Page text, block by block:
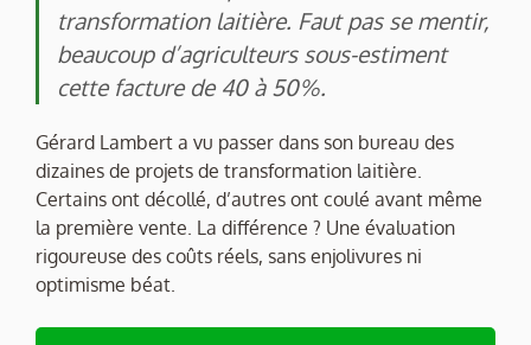
transformation laitière. Faut pas se mentir,
beaucoup d’agriculteurs sous-estiment
cette facture de 40 à 50%.
Gérard Lambert a vu passer dans son bureau des
dizaines de projets de transformation laitière.
Certains ont décollé, d’autres ont coulé avant même
la première vente. La différence ? Une évaluation
rigoureuse des coûts réels, sans enjolivures ni
optimisme béat.